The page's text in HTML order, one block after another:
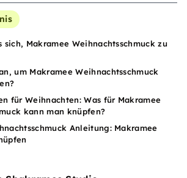
sich, Makramee Weihnachtsschmuck zu
um Makramee Weihnachtsschmuck
für Weihnachten: Was für Makramee
kann man knüpfen?
Anleitung: Makramee